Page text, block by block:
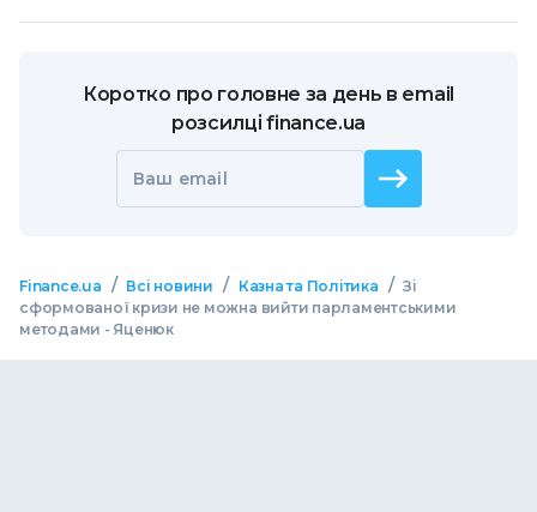
Коротко про головне за день в email
розсилці finance.ua
Ваш email
Finance.ua / Всі новини / Казна та Політика / Зі
сформованої кризи не можна вийти парламентськими
методами - Яценюк